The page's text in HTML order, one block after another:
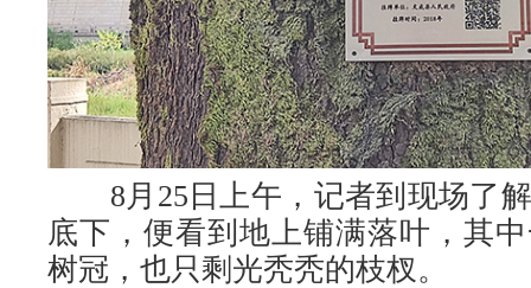
8月25日上午，记者到现场了解
底下，便看到地上铺满落叶，其
树冠，也只剩光秃秃的枝杈。